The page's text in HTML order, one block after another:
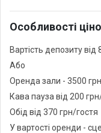
Особливості
Вартість депозиту
Або
Оренда зали - 3500
Кава пауза від 200
Обід від 370 грн/гостя
У вартості оренди -